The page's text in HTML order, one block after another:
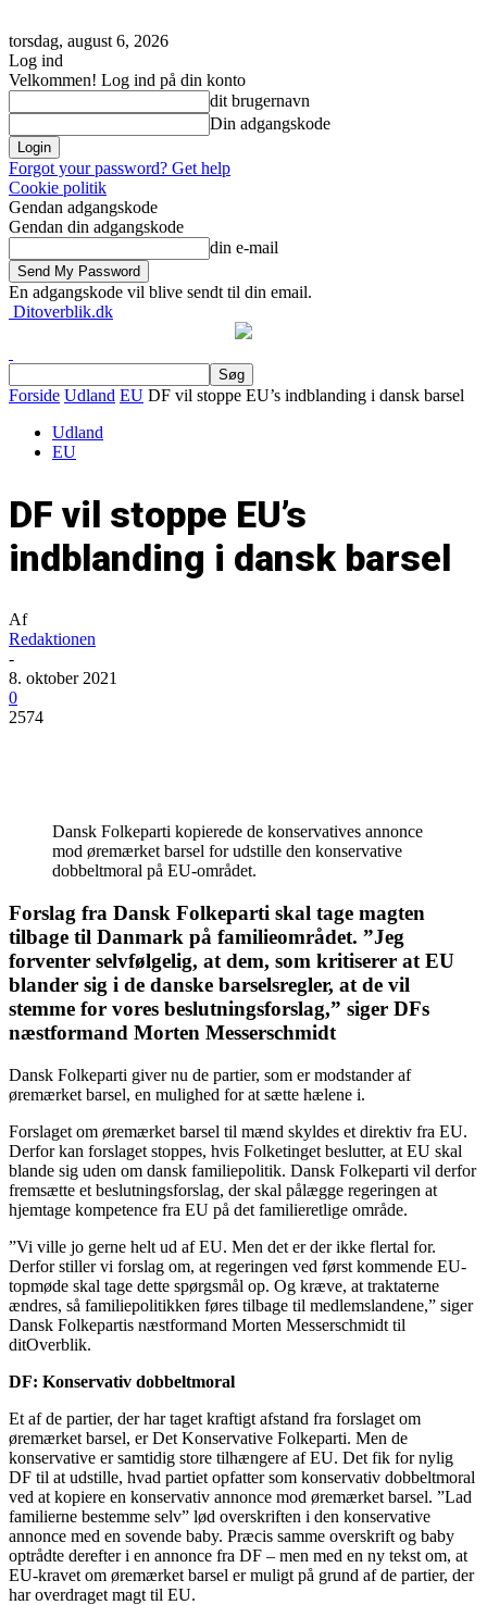
torsdag, august 6, 2026
Log ind
Velkommen! Log ind på din konto
dit brugernavn
Din adgangskode
Forgot your password? Get help
Cookie politik
Gendan adgangskode
Gendan din adgangskode
din e-mail
En adgangskode vil blive sendt til din email.
Ditoverblik.dk
Forside Udland EU DF vil stoppe EU’s indblanding i dansk barsel
Udland
EU
DF vil stoppe EU’s
indblanding i dansk barsel
Af
Redaktionen
-
8. oktober 2021
0
2574
Dansk Folkeparti kopierede de konservatives annonce
mod øremærket barsel for udstille den konservative
dobbeltmoral på EU-området.
Forslag fra Dansk Folkeparti skal tage magten
tilbage til Danmark på familieområdet. ”Jeg
forventer selvfølgelig, at dem, som kritiserer at EU
blander sig i de danske barselsregler, at de vil
stemme for vores beslutningsforslag,” siger DFs
næstformand Morten Messerschmidt
Dansk Folkeparti giver nu de partier, som er modstander af
øremærket barsel, en mulighed for at sætte hælene i.
Forslaget om øremærket barsel til mænd skyldes et direktiv fra EU.
Derfor kan forslaget stoppes, hvis Folketinget beslutter, at EU skal
blande sig uden om dansk familiepolitik. Dansk Folkeparti vil derfor
fremsætte et beslutningsforslag, der skal pålægge regeringen at
hjemtage kompetence fra EU på det familieretlige område.
”Vi ville jo gerne helt ud af EU. Men det er der ikke flertal for.
Derfor stiller vi forslag om, at regeringen ved først kommende EU-
topmøde skal tage dette spørgsmål op. Og kræve, at traktaterne
ændres, så familiepolitikken føres tilbage til medlemslandene,” siger
Dansk Folkepartis næstformand Morten Messerschmidt til
ditOverblik.
DF: Konservativ dobbeltmoral
Et af de partier, der har taget kraftigt afstand fra forslaget om
øremærket barsel, er Det Konservative Folkeparti. Men de
konservative er samtidig store tilhængere af EU. Det fik for nylig
DF til at udstille, hvad partiet opfatter som konservativ dobbeltmoral
ved at kopiere en konservativ annonce mod øremærket barsel. ”Lad
familierne bestemme selv” lød overskriften i den konservative
annonce med en sovende baby. Præcis samme overskrift og baby
optrådte derefter i en annonce fra DF – men med en ny tekst om, at
EU-kravet om øremærket barsel er muligt på grund af de partier, der
har overdraget magt til EU.